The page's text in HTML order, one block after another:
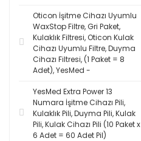
Oticon İşitme Cihazı Uyumlu
WaxStop Filtre, Gri Paket,
Kulaklık Filtresi, Oticon Kulak
Cihazı Uyumlu Filtre, Duyma
Cihazı Filtresi, (1 Paket = 8
Adet), YesMed -
YesMed Extra Power 13
Numara İşitme Cihazı Pili,
Kulaklık Pili, Duyma Pili, Kulak
Pili, Kulak Cihazı Pili (10 Paket x
6 Adet = 60 Adet Pil)